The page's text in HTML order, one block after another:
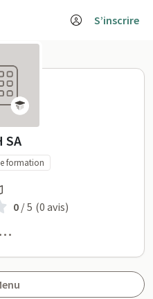
S’inscrire
FormaPro
SA
formation
0/ 5 (0 avis)